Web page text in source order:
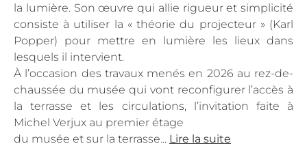
la lumière. Son œuvre qui allie rigueur et simplicité
consiste à utiliser la « théorie du projecteur » (Karl
Popper) pour mettre en lumière les lieux dans
lesquels il intervient.
À l’occasion des travaux menés en 2026 au rez-de-
chaussée du musée qui vont reconfigurer l’accès à
la terrasse et les circulations, l’invitation faite à
Michel Verjux au premier étage
du musée et sur la terrasse... Lire la suite